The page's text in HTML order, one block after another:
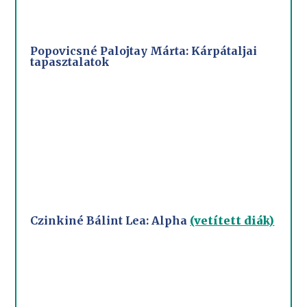
Popovicsné Palojtay Márta: Kárpátaljai
tapasztalatok
Czinkiné Bálint Lea: Alpha (vetített diák)